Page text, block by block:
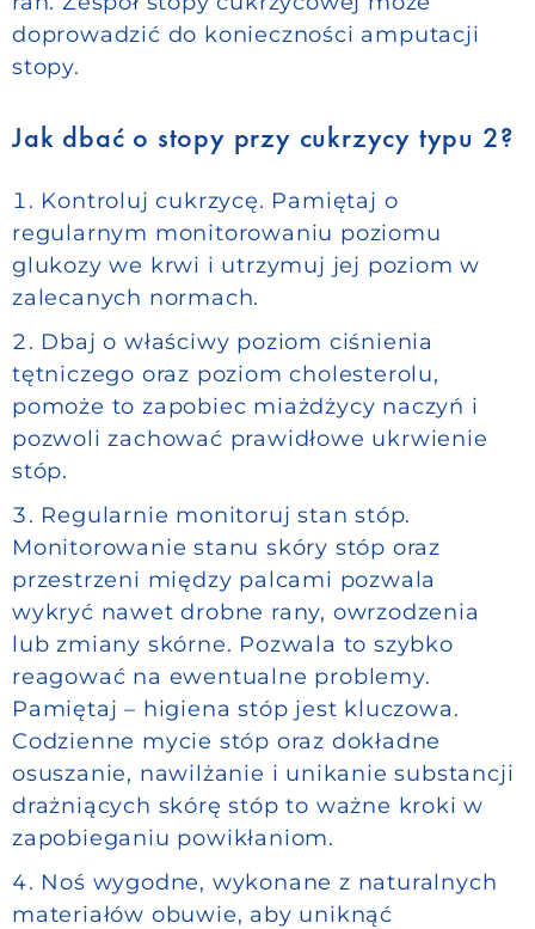
doprowadzić do konieczności amputacji
stopy.
Jak dbać o stopy przy cukrzycy typu 2?
Kontroluj cukrzycę. Pamiętaj o
regularnym monitorowaniu poziomu
glukozy we krwi i utrzymuj jej poziom w
zalecanych normach.
Dbaj o właściwy poziom ciśnienia
tętniczego oraz poziom cholesterolu,
pomoże to zapobiec miażdżycy naczyń i
pozwoli zachować prawidłowe ukrwienie
stóp.
Regularnie monitoruj stan stóp.
Monitorowanie stanu skóry stóp oraz
przestrzeni między palcami pozwala
wykryć nawet drobne rany, owrzodzenia
lub zmiany skórne. Pozwala to szybko
reagować na ewentualne problemy.
Pamiętaj – higiena stóp jest kluczowa.
Codzienne mycie stóp oraz dokładne
osuszanie, nawilżanie i unikanie substancji
drażniących skórę stóp to ważne kroki w
zapobieganiu powikłaniom.
Noś wygodne, wykonane z naturalnych
materiałów obuwie, aby uniknąć